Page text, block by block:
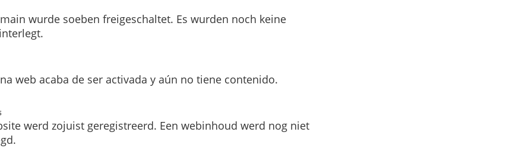
wurde soeben freigeschaltet. Es wurden noch keine
web acaba de ser activada y aún no tiene contenido.
werd zojuist geregistreerd. Een webinhoud werd nog niet